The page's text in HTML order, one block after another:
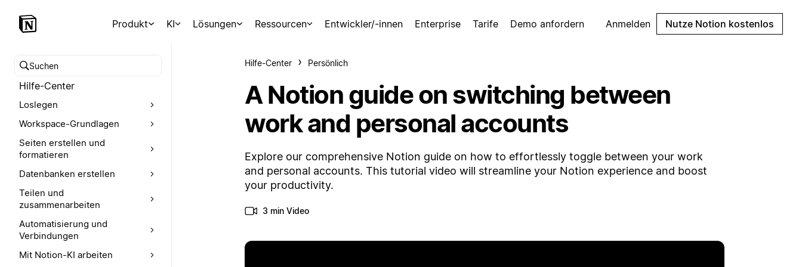
Produkt KI Lösungen Ressourcen Entwickler/-innen Enterprise Tarife Demo anfordern Anmelden Nutze Notion kostenlos
Hilfe-Center durchsuchen
Hilfe-Center
Loslegen
Workspace-Grundlagen
Seiten erstellen und
formatieren
Datenbanken erstellen
Teilen und
zusammenarbeiten
Automatisierung und
Verbindungen
Mit Notion-KI arbeiten
Hilfe-Center Persönlich
A Notion guide on switching between
work and personal accounts
Explore our comprehensive Notion guide on how to effortlessly toggle between your work
and personal accounts. This tutorial video will streamline your Notion experience and boost
your productivity.
3 min Video